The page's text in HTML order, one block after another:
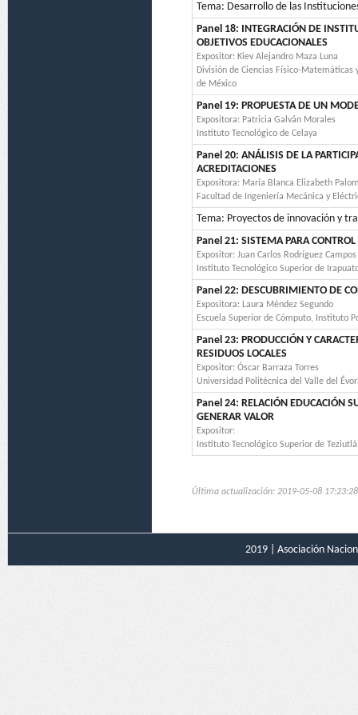
Tema: Desarrollo de las
Panel 18: INTEGRACIÓN DE
OBJETIVOS EDUCACIONALES
Expositor: Kiev Alejandro Maza Luna
División de Ciencias Físico-
de México
Panel 19: PROPUESTA DE UN
Expositora: Patricia Galván Morales
Instituto Tecnológico de Celaya
Panel 20: ANÁLISIS DE LA
ACREDITACIONES
Expositora: María Blanca Elizabeth
Facultad de Ingeniería Mecánica y
Tema: Proyectos de innovación y
Panel 21: SISTEMA PARA
Expositor: Juan Carlos Rodríguez Campos
Instituto Tecnológico Superior de
Panel 22: DESCUBRIMIENTO DE
Expositora: Laura Méndez Segundo
Escuela Superior de Cómputo, Instituto
Panel 23: PRODUCCIÓN Y
RESIDUOS LOCALES
Expositor: Óscar Barraza Torres
Universidad Politécnica del Valle del
Panel 24: RELACIÓN EDUCACIÓN
GENERAR VALOR
Expositor:
Instituto Tecnológico Superior de
Última actualización: 2019-05-08 17:23:28
2019 | Asociación